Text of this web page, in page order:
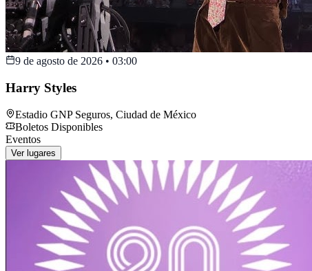
9 de agosto de 2026 • 03:00
Harry Styles
Estadio GNP Seguros, Ciudad de México
Boletos Disponibles
Eventos
Ver lugares